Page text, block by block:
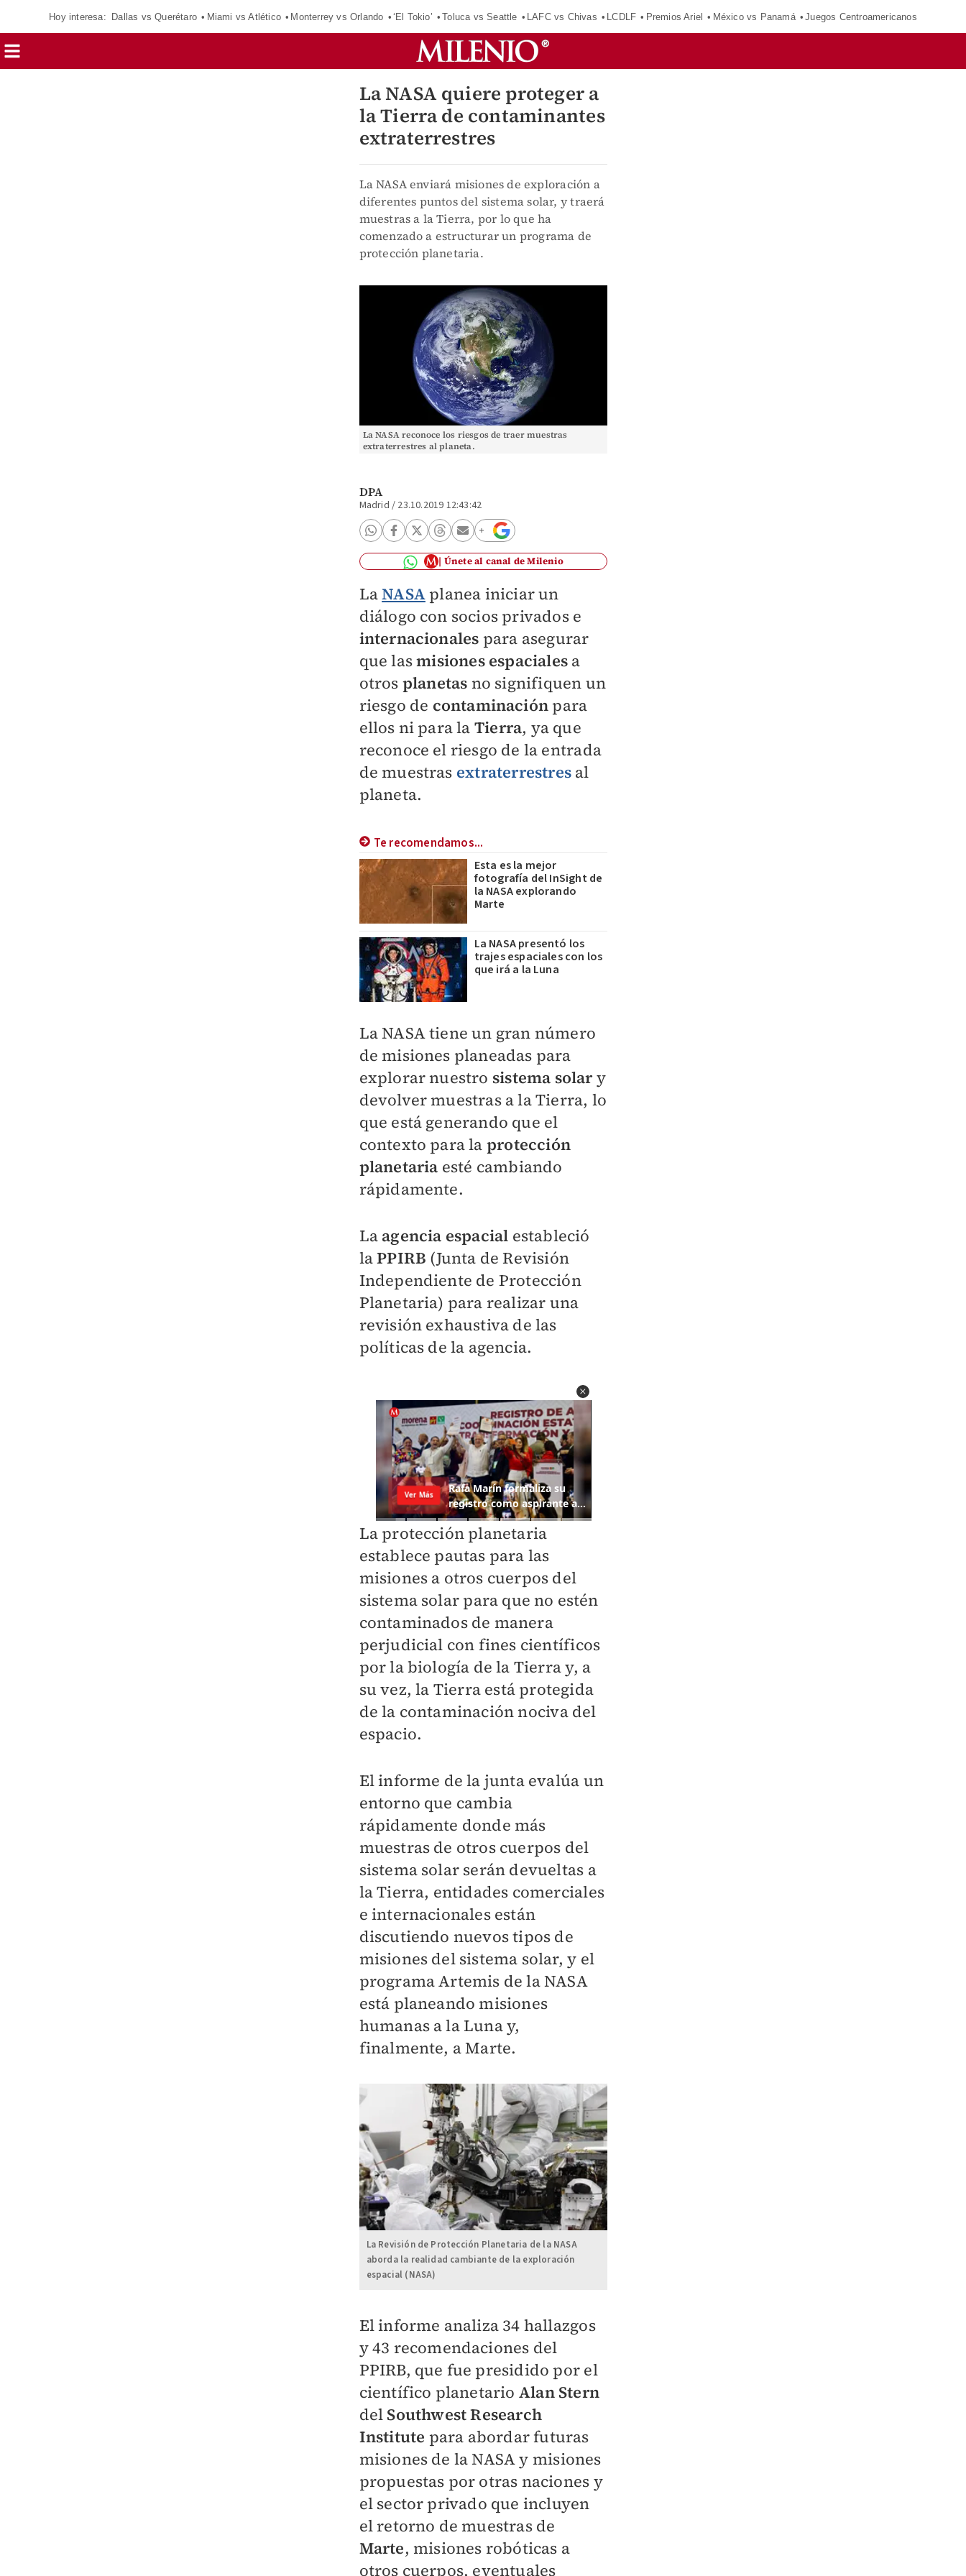
Hoy interesa: Dallas vs Querétaro Miami vs Atlético Monterrey vs Orlando ‘El Tokio’ Toluca vs Seattle LAFC vs Chivas LCDLF Premios Ariel México vs Panamá Juegos Centroamericanos
La NASA quiere proteger a
la Tierra de contaminantes
extraterrestres
La NASA enviará misiones de exploración a
diferentes puntos del sistema solar, y traerá
muestras a la Tierra, por lo que ha
comenzado a estructurar un programa de
protección planetaria.
La NASA reconoce los riesgos de traer muestras
extraterrestres al planeta.
DPA
Madrid / 23.10.2019 12:43:42
Únete al canal de Milenio
LaNASAplanea iniciar un
diálogo con socios privados e
internacionales para asegurar
que lasmisiones espacialesa
otros planetas no signifiquen un
riesgo de contaminación para
ellos ni para la Tierra, ya que
reconoce el riesgo de la entrada
de muestras extraterrestres al
planeta.
Te recomendamos...
Esta es la mejor
fotografía del InSight de
la NASA explorando
Marte
La NASA presentó los
trajes espaciales con los
que irá a la Luna
La NASA tiene un gran número
de misiones planeadas para
explorar nuestro sistema solary
devolver muestras a la Tierra, lo
que está generando que el
contexto para la protección
planetaria esté cambiando
rápidamente.
La agencia espacial estableció
laPPIRB (Junta de Revisión
Independiente de Protección
Planetaria) para realizar una
revisión exhaustiva de las
políticas de la agencia.
La protección planetaria
establece pautas para las
misiones a otros cuerpos del
sistema solar para que no estén
contaminados de manera
perjudicial con fines científicos
por la biología de la Tierray, a
su vez, la Tierra está protegida
de la contaminación nociva del
espacio.
El informe de la junta evalúa un
entorno que cambia
rápidamente donde más
muestras de otros cuerpos del
sistema solar serán devueltas a
la Tierra, entidades comerciales
e internacionales están
discutiendo nuevos tipos de
misiones del sistema solar, y el
programa Artemis de la NASA
está planeando misiones
humanas a la Luna y,
finalmente, a Marte.
La Revisión de Protección Planetaria de la NASA
aborda la realidad cambiante de la exploración
espacial (NASA)
El informe analiza 34 hallazgos
y 43 recomendaciones del
PPIRB, que fue presidido por el
científico planetario Alan Stern
del Southwest Research
Institute para abordar futuras
misiones de la NASA y misiones
propuestas por otras naciones y
el sector privado que incluyen
el retorno de muestras de
Marte, misiones robóticas a
otros cuerpos, eventuales